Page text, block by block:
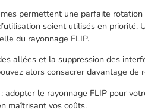
permettent une parfaite
soient utilisés en
du rayonnage FLIP.
allées et la suppression des
alors consacrer davantage
: adopter le rayonnage FLIP pour
maîtrisant vos coûts.